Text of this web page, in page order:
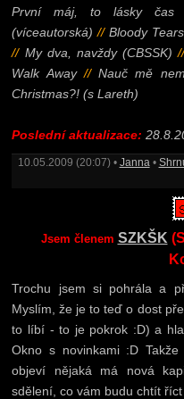
První máj, to lásky
(víceautorská)//Bloody
//My dva, navždy (CBSSK)
Walk Away//Nauč mě
Christmas?! (s Lareth)
Poslední aktualizace:
10.05.2009 (20:07) • Janna•
Jsem členem SZKŠK
Trochu jsem si pohrála a
Myslím, že je to teď o dost
to líbí - to je pokrok :D) a
Okno s novinkami :D
objeví nějaká má nová
sdělení, co vám budu chtít